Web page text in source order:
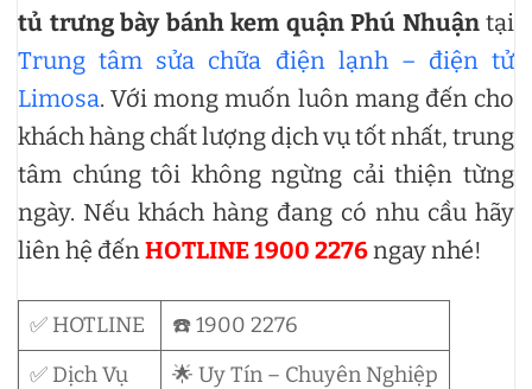
tủ trưng bày bánh kem quận Phú Nhuậntại
Trung tâm sửa chữa điện lạnh – điện tử
Limosa. Với mong muốn luôn mang đến cho
khách hàng chất lượng dịch vụ tốt nhất, trung
tâm chúng tôi không ngừng cải thiện từng
ngày. Nếu khách hàng đang có nhu cầu hãy
liên hệ đếnHOTLINE 1900 2276ngay nhé!
✅ HOTLINE
☎️ 1900 2276
✅ Dịch Vụ
🌟 Uy Tín – Chuyên Nghiệp